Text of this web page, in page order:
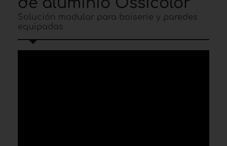
de aluminio Ossicolor
Solución modular para boiserie y paredes
equipadas